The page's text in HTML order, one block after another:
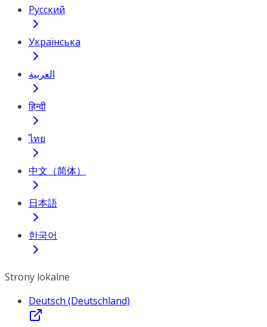
Русский
Українська
العربية
हिन्दी
ไทย
中文（简体）
日本語
한국어
Strony lokalne
Deutsch (Deutschland)